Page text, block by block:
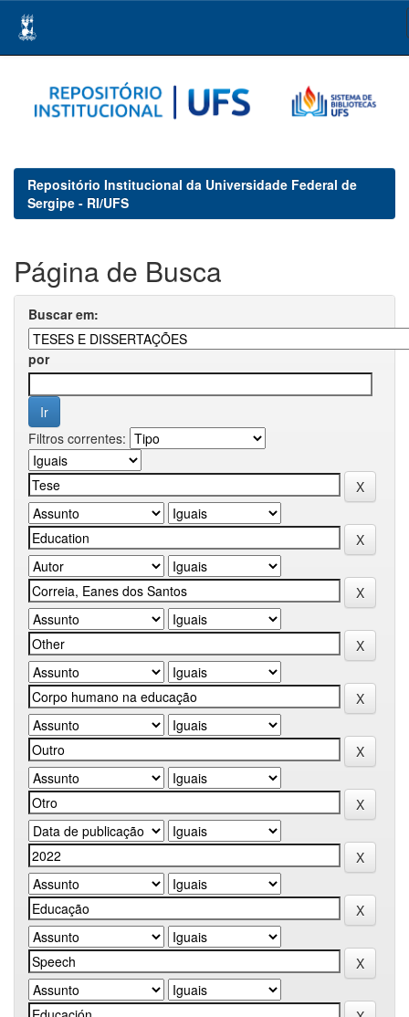
navigation
Repositório Institucional da Universidade Federal de
Sergipe - RI/UFS
Página de Busca
Buscar em:
por
Filtros correntes: